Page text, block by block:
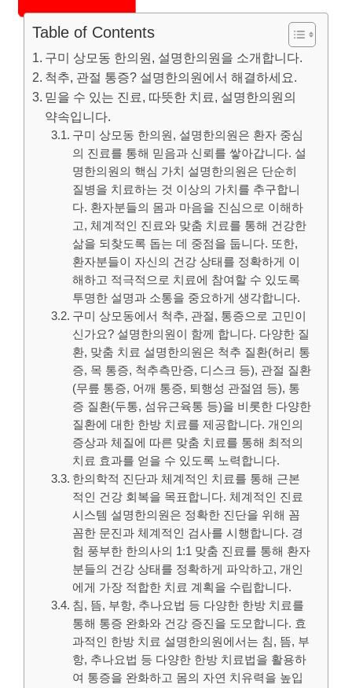
Table of Contents
구미 상모동 한의원, 설명한의원을 소개합니다.
척추, 관절 통증? 설명한의원에서 해결하세요.
믿을 수 있는 진료, 따뜻한 치료, 설명한의원의
약속입니다.
구미 상모동 한의원, 설명한의원은 환자 중심
의 진료를 통해 믿음과 신뢰를 쌓아갑니다. 설
명한의원의 핵심 가치 설명한의원은 단순히
질병을 치료하는 것 이상의 가치를 추구합니
다. 환자분들의 몸과 마음을 진심으로 이해하
고, 체계적인 진료와 맞춤 치료를 통해 건강한
삶을 되찾도록 돕는 데 중점을 둡니다. 또한,
환자분들이 자신의 건강 상태를 정확하게 이
해하고 적극적으로 치료에 참여할 수 있도록
투명한 설명과 소통을 중요하게 생각합니다.
구미 상모동에서 척추, 관절, 통증으로 고민이
신가요? 설명한의원이 함께 합니다. 다양한 질
환, 맞춤 치료 설명한의원은 척추 질환(허리 통
증, 목 통증, 척추측만증, 디스크 등), 관절 질환
(무릎 통증, 어깨 통증, 퇴행성 관절염 등), 통
증 질환(두통, 섬유근육통 등)을 비롯한 다양한
질환에 대한 한방 치료를 제공합니다. 개인의
증상과 체질에 따른 맞춤 치료를 통해 최적의
치료 효과를 얻을 수 있도록 노력합니다.
한의학적 진단과 체계적인 치료를 통해 근본
적인 건강 회복을 목표합니다. 체계적인 진료
시스템 설명한의원은 정확한 진단을 위해 꼼
꼼한 문진과 체계적인 검사를 시행합니다. 경
험 풍부한 한의사의 1:1 맞춤 진료를 통해 환자
분들의 건강 상태를 정확하게 파악하고, 개인
에게 가장 적합한 치료 계획을 수립합니다.
침, 뜸, 부항, 추나요법 등 다양한 한방 치료를
통해 통증 완화와 건강 증진을 도모합니다. 효
과적인 한방 치료 설명한의원에서는 침, 뜸, 부
항, 추나요법 등 다양한 한방 치료법을 활용하
여 통증을 완화하고 몸의 자연 치유력을 높입